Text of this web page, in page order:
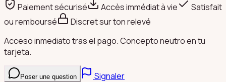
Paiement sécurisé Accès immédiat à vie
Satisfait
ou remboursé
Discret sur ton relevé
Acceso inmediato tras el pago. Concepto neutro en tu
tarjeta.
Poser une question Signaler